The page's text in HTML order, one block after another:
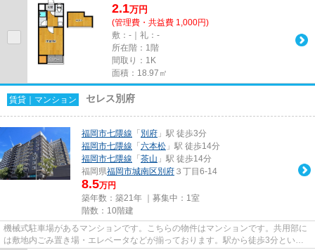
2.1万円
(管理費・共益費 1,000円)
敷：-｜礼：-
所在階：1階
間取り：1K
面積：18.97㎡
賃貸｜マンション セレス別府
福岡市七隈線 「 別府 」駅 徒歩3分
福岡市七隈線 「 六本松 」駅 徒歩14分
福岡市七隈線 「 茶山 」駅 徒歩14分
福岡県福岡市城南区別府 ３丁目6-14
8.5万円
築年数：築21年 ｜募集中： 1室
階数：10階建
機械式駐車場があるマンションです。こちらの物件はマンションです。共用部に
は敷地内ごみ置き場・エレベータなどが揃っております。駅から徒歩3分という